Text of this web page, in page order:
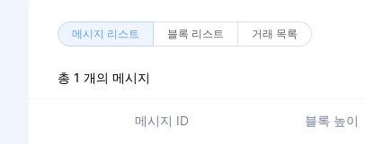
메시지 리스트 블록 리스트 거래 목록
총 1 개의 메시지
메시지 ID 블록 높이